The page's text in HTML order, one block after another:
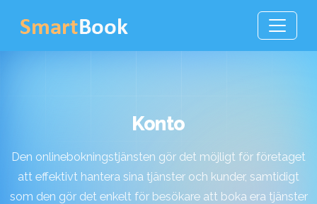
Konto
Den onlinebokningstjänsten gör det möjligt för företaget
att effektivt hantera sina tjänster och kunder, samtidigt
som den gör det enkelt för besökare att boka era tjänster